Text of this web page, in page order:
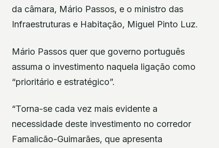
da câmara, Mário Passos, e o ministro das
Infraestruturas e Habitação, Miguel Pinto Luz.
Mário Passos quer que governo português
assuma o investimento naquela ligação como
“prioritário e estratégico”.
“Torna-se cada vez mais evidente a
necessidade deste investimento no corredor
Famalicão-Guimarães, que apresenta